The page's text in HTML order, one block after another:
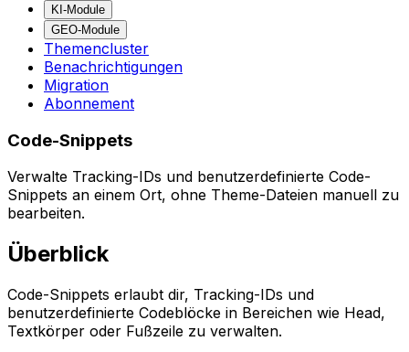
KI-Module
GEO-Module
Themencluster
Benachrichtigungen
Migration
Abonnement
Code-Snippets
Verwalte Tracking-IDs und benutzerdefinierte Code-
Snippets an einem Ort, ohne Theme-Dateien manuell zu
bearbeiten.
Überblick
Code-Snippets erlaubt dir, Tracking-IDs und
benutzerdefinierte Codeblöcke in Bereichen wie Head,
Textkörper oder Fußzeile zu verwalten.